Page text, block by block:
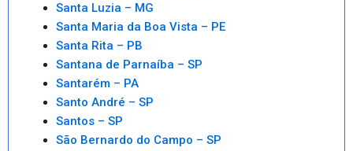
Santa Luzia – MG
Santa Maria da Boa Vista – PE
Santa Rita – PB
Santana de Parnaíba – SP
Santarém – PA
Santo André – SP
Santos – SP
São Bernardo do Campo – SP